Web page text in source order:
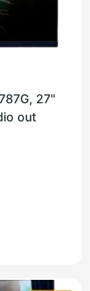
27"
out